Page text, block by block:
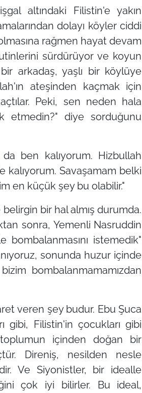
altındaki Filistin'e yakın
dolayı köyler ciddi
rağmen hayat devam
sürdürüyor ve koyun
arkadaş, yaşlı bir köylüye
ateşinden kaçmak için
Peki, sen neden hala
etmedin?"diye sorduğunu
ben kalıyorum. Hizbullah
kalıyorum. Savaşamam belki
en küçük şey bu olabilir."
bir hal almış durumda.
sonra, Yemenli Nasruddin
istemedik"
sonunda huzur içinde
bombalanmamamızdan
veren şey budur. Ebu Şuca
gibi, Filistin'in çocukları gibi
içinden doğan bir
Direniş, nesilden nesle
Ve Siyonistler, bir idealle
çok iyi bilirler. Bu ideal,